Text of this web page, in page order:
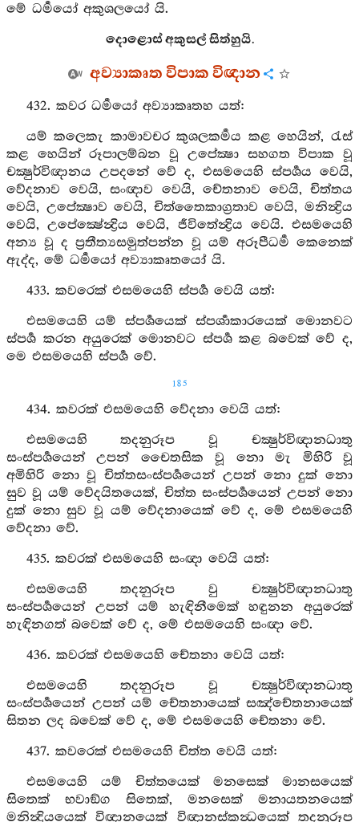
මේ ධර්‍මයෝ අකුශලයෝ යි.
දොළොස් අකුසල් සිත්හුයි.
අව්‍යාකෘත විපාක විඥාන
432. කවර ධර්‍මයෝ අව්‍යාකෘතහ යත්:
යම් කලෙකැ කාමාවචර කුශලකර්‍මය කළ හෙයින්, රැස්
කළ හෙයින් රූපාලම්බන වූ උපේක්‍ෂා සහගත විපාක වූ
චක්‍ෂුර්විඥානය උපදනේ වේ ද, එසමයෙහි ස්පර්‍ශය වෙයි,
වේදනාව වෙයි, සංඥාව වෙයි, චේතනාව වෙයි, චිත්තය
වෙයි, උපේක්‍ෂාව වෙයි, චිත්තෛකාග්‍රතාව වෙයි, මනින්‍ද්‍රිය
වෙයි, උපේක්‍ෂේන්‍ද්‍රිය වෙයි, ජීවිතේන්‍ද්‍රිය වෙයි. එසමයෙහි
අන්‍ය වූ ද ප්‍රතීත්‍යසමුත්පන්න වූ යම් අරූපීධර්‍ම කෙනෙක්
ඇද්ද, මේ ධර්‍මයෝ අව්‍යාකෘතයෝ යි.
433. කවරෙක් එසමයෙහි ස්පර්‍ශ වෙයි යත්:
එසමයෙහි යම් ස්පර්‍ශයෙක් ස්පර්‍ශාකාරයෙක් මොනවට
ස්පර්‍ශ කරන අයුරෙක් මොනවට ස්පර්‍ශ කළ බවෙක් වේ ද,
මෙ එසමයෙහි ස්පර්‍ශ වේ.
185
434. කවරක් එසමයෙහි වේදනා වෙයි යත්:
එසමයෙහි තදනුරූප වූ චක්‍ෂුර්විඥානධාතු
සංස්පර්‍ශයෙන් උපන් චෛතසික වූ නො මැ මිහිරි වූ
අමිහිරි නො වූ චිත්තසංස්පර්‍ශයෙන් උපන් නො දුක් නො
සුව වූ යම් වේදයිතයෙක්, චිත්ත සංස්පර්‍ශයෙන් උපන් නො
දුක් නො සුව වූ යම් වේදනායෙක් වේ ද, මේ එසමයෙහි
වේදනා වේ.
435. කවරක් එසමයෙහි සංඥා වෙයි යත්:
එසමයෙහි තදනුරූප වු චක්‍ෂුර්විඥානධාතු
සංස්පර්‍ශයෙන් උපන් යම් හැඳිනීමෙක් හඳුනන අයුරෙක්
හැඳිනගත් බවෙක් වේ ද, මේ එසමයෙහි සංඥා වේ.
436. කවරක් එසමයෙහි චේතනා වෙයි යත්:
එසමයෙහි තදනුරූප වූ චක්‍ෂුර්විඥානධාතු
සංස්පර්‍ශයෙන් උපන් යම් චේතනායෙක් සඤ්චේතනායෙක්
සිතන ලද බවෙක් වේ ද, මේ එසමයෙහි චේතනා වේ.
437. කවරෙක් එසමයෙහි චිත්ත වෙයි යත්:
එසමයෙහි යම් චිත්තයෙක් මනසෙක් මානසයෙක්
සිතෙක් භවාඞ්ග සිතෙක්, මනසෙක් මනායතනයෙක්
මනින්‍ද්‍රියයෙක් විඥානයෙක් විඥානස්කන්‍ධයෙක් තදනුරූප